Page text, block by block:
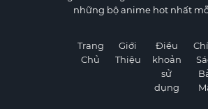
những bộ anime hot nhất
Trang
Chủ
Giới
Thiệu
Điều
khoản
sử
dụng